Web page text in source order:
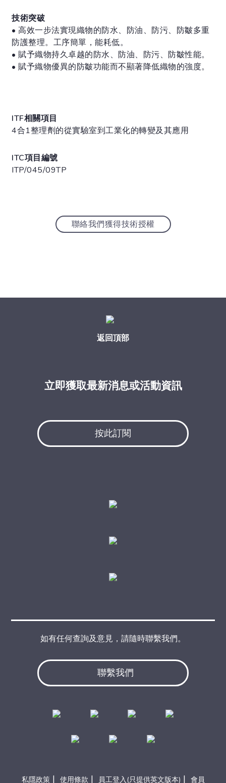
技術突破
• 高效一步法實現織物的防水、防油、防污、防皺多重
防護整理。工序簡單，能耗低。
• 賦予織物持久卓越的防水、防油、防污、防皺性能。
• 賦予織物優異的防皺功能而不顯著降低織物的強度。
ITF相關項目
4合1整理劑的從實驗室到工業化的轉變及其應用
ITC項目編號
ITP/045/09TP
聯絡我們獲得技術授權
返回頂部
立即獲取最新消息或活動資訊
按此訂閱
聯繫我們
如有任何查詢及意見，請隨時聯繫我們。
私隱政策 | 使用條款 | 員工登入(只提供英文版本) | 會員